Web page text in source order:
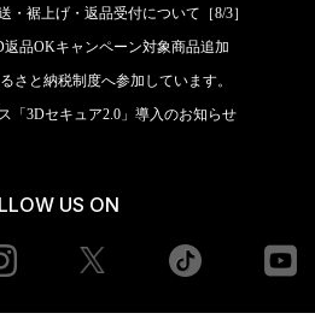
・裾上げ・返品受付について［8/3］
返品OKキャンペーン対象商品追加
さと納税制度へ参加しています。
「3Dセキュア2.0」導入のお知らせ
US ON